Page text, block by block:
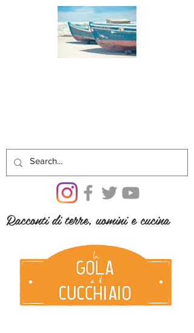
Racconti di terre, uomini e cucina